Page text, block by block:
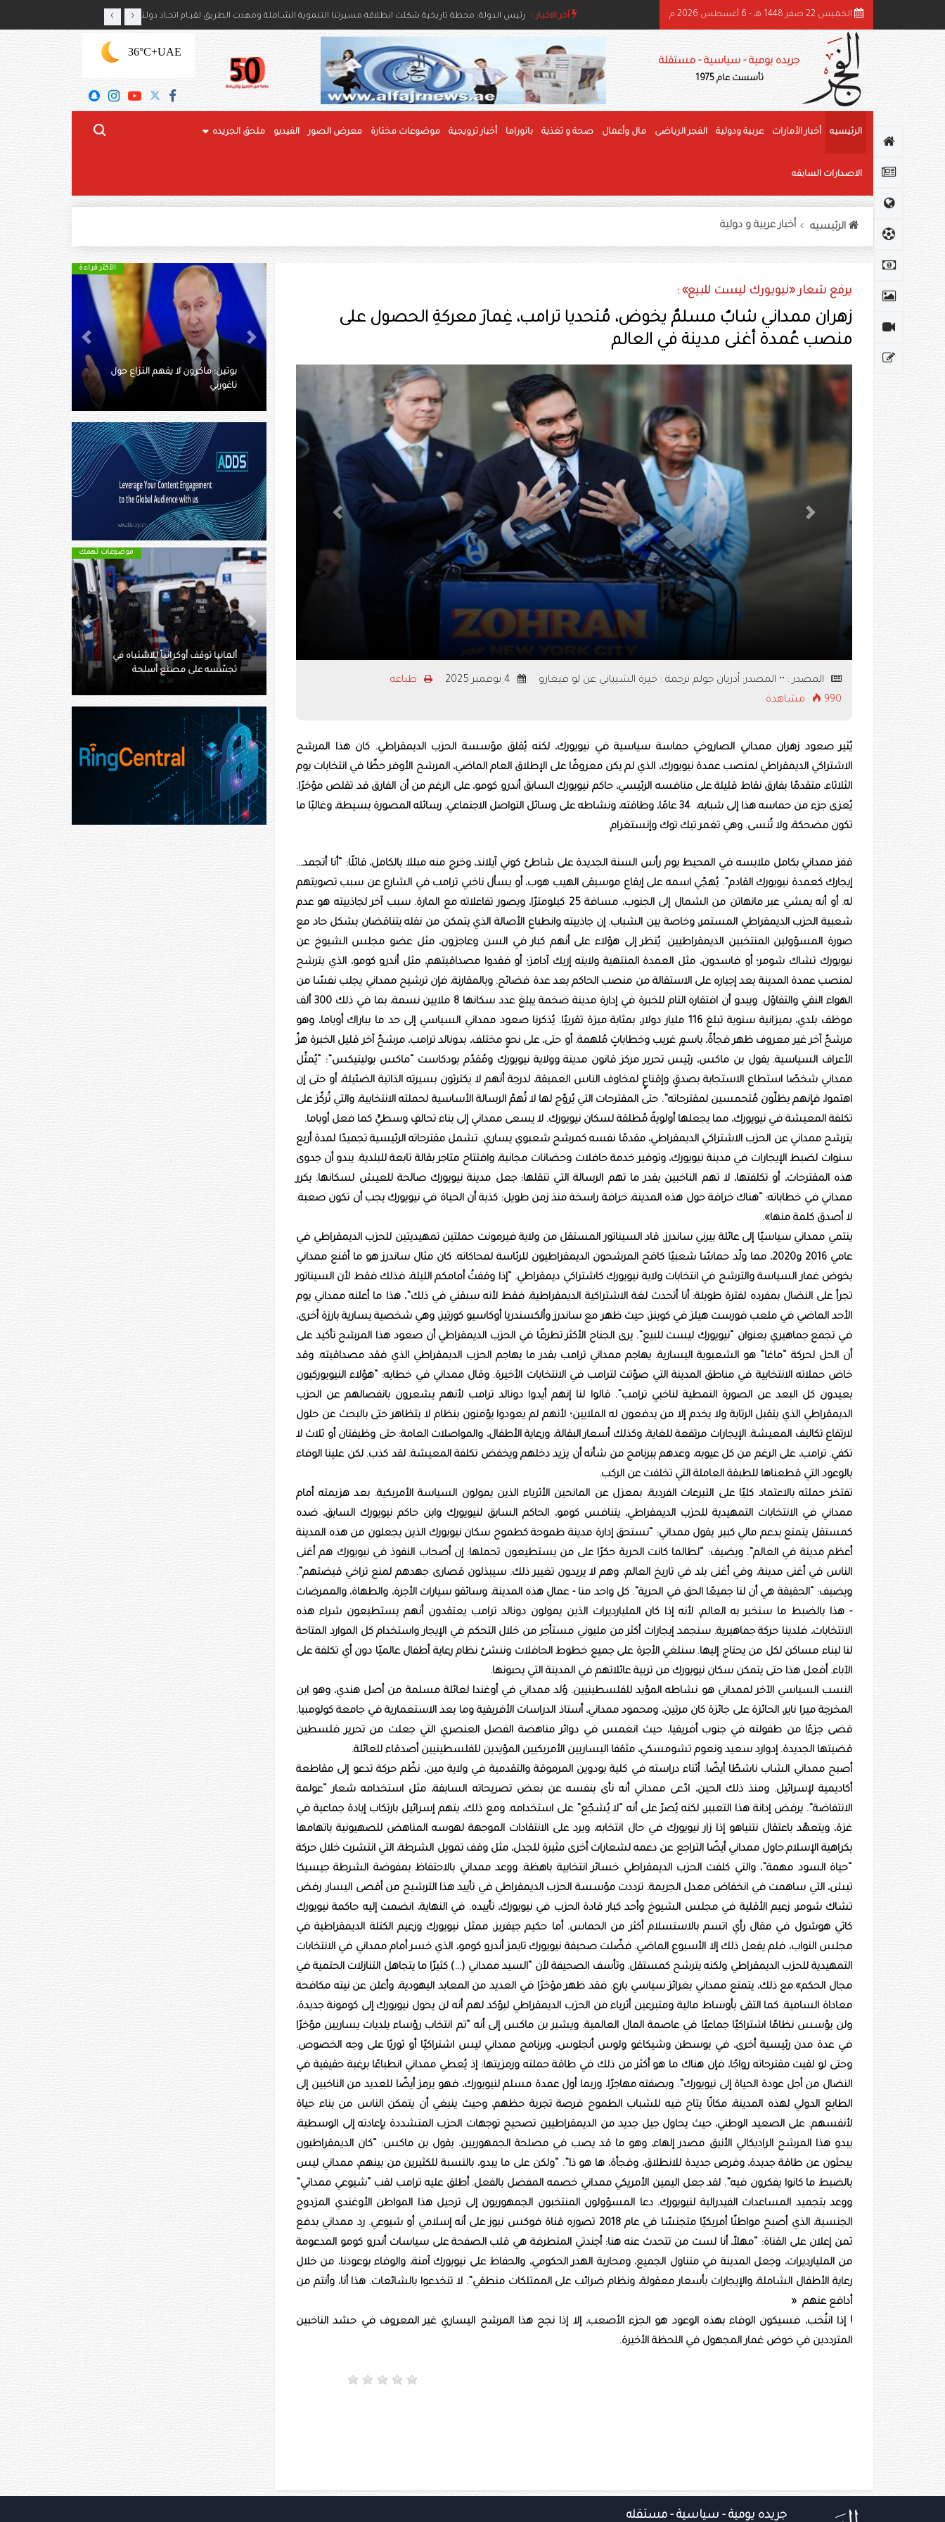
أخر الاخبار : رئيس الدولة ونائباه يهنئون رئيس بوليفيا وحاكم عام جامايكا بذكرى استقلال بلديهما بن راشد: الشيخ زايد قائد عظيم وحّد الصف وأرسى دعائم النهضة وغرس قيم العطاء والإنسانية ‹ › الخميس 22 صفر 1448 هـ - 6 أغسطس 2026 م
جريده يومية - سياسية - مستقلة
تأسست عام 1975
UAE
+36°C
الرئيسيه أخبار الأمارات عربية ودولية الفجر الرياضى مال وأعمال صحة و تغذية بانوراما أخبار ترويجية موضوعات مختارة معرض الصور الفيديو ملحق الجريده
الاصدارات السابقه
الرئيسيه أخبار عربية و دولية
يرفع شعار «نيويورك ليست للبيع» :
زهران ممداني شابٌ مسلمٌ يخوض، مُتحديا ترامب، غِمارَ معركةِ الحصول على
منصب عُمدة أغنى مدينة في العالم
Previous
Next
المصدر : •• المصدر: أدريان جولم ترجمة : خيرة الشيباني عن لو فيغارو
طباعه
990 مشاهدة
يُثير صعود زهران ممداني الصاروخي حماسة سياسية في نيويورك، لكنه يُقلق مؤسسة الحزب الديمقراطي. كان هذا المرشح
الاشتراكي الديمقراطي لمنصب عمدة نيويورك، الذي لم يكن معروفًا على الإطلاق العام الماضي، المرشح الأوفر حظًا في انتخابات يوم
الثلاثاء، متقدمًا بفارق نقاط قليلة على منافسه الرئيسي، حاكم نيويورك السابق أندرو كومو، على الرغم من أن الفارق قد تقلص مؤخرًا.
يُعزى جزء من حماسه هذا إلى شبابه، 34 عامًا، وطاقته، ونشاطه على وسائل التواصل الاجتماعي. رسائله المصورة بسيطة، وغالبًا ما
تكون مضحكة، ولا تُنسى. وهي تغمر تيك توك وإنستغرام.
قفز ممداني بكامل ملابسه في المحيط يوم رأس السنة الجديدة على شاطئ كوني آيلاند، وخرج منه مبللا بالكامل، قائلًا: “أنا أتجمد...
إيجارك كعمدة نيويورك القادم”. يُهجّي اسمه على إيقاع موسيقى الهيب هوب، أو يسأل ناخبي ترامب في الشارع عن سبب تصويتهم
له. أو أنه يمشي عبر مانهاتن من الشمال إلى الجنوب، مسافة 25 كيلومترًا، ويصور تفاعلاته مع المارة. سبب آخر لجاذبيته هو عدم
شعبية الحزب الديمقراطي المستمر، وخاصة بين الشباب. إن جاذبيته وانطباع الأصالة الذي يتمكن من نقله يتناقضان بشكل حاد مع
صورة المسؤولين المنتخبين الديمقراطيين. يُنظر إلى هؤلاء على أنهم كبار في السن وعاجزون، مثل عضو مجلس الشيوخ عن
نيويورك تشاك شومر؛ أو فاسدون، مثل العمدة المنتهية ولايته إريك آدامز؛ أو فقدوا مصداقيتهم، مثل أندرو كومو، الذي يترشح
لمنصب عمدة المدينة بعد إجباره على الاستقالة من منصب الحاكم بعد عدة فضائح. وبالمقارنة، فإن ترشيح ممداني يجلب نفسًا من
الهواء النقي والتفاؤل. ويبدو أن افتقاره التام للخبرة في إدارة مدينة ضخمة يبلغ عدد سكانها 8 ملايين نسمة، بما في ذلك 300 ألف
موظف بلدي، بميزانية سنوية تبلغ 116 مليار دولار، بمثابة ميزة تقريبًا. يُذكرنا صعود ممداني السياسي إلى حد ما بباراك أوباما، وهو
مرشحٌ آخر غير معروف ظهر فجأةً، باسمٍ غريب وخطاباتٍ مُلهمة. أو حتى، على نحوٍ مختلف، بدونالد ترامب، مرشحٌ آخر قليل الخبرة هزّ
الأعراف السياسية. يقول بن ماكس، رئيس تحرير مركز قانون مدينة وولاية نيويورك ومُقدّم بودكاست “ماكس بوليتيكس”: “يُمثّل
ممداني شخصًا استطاع الاستجابة بصدقٍ وإقناعٍ لمخاوف الناس العميقة، لدرجة أنهم لا يكترثون بسيرته الذاتية الضئيلة، أو حتى إن
اهتموا، فإنهم يظلّون مُتحمسين لمقترحاته”. حتى المقترحات التي يُروّج لها لا تُهمّ الرسالة الأساسية لحملته الانتخابية، والتي تُركّز على
تكلفة المعيشة في نيويورك، مما يجعلها أولويةً مُطلقة لسكان نيويورك. لا يسعى ممداني إلى بناء تحالفٍ وسطيٍّ كما فعل أوباما.
يترشح ممداني عن الحزب الاشتراكي الديمقراطي، مقدمًا نفسه كمرشح شعبوي يساري. تشمل مقترحاته الرئيسية تجميدًا لمدة أربع
سنوات لضبط الإيجارات في مدينة نيويورك، وتوفير خدمة حافلات وحضانات مجانية، وافتتاح متاجر بقالة تابعة للبلدية. يبدو أن جدوى
هذه المقترحات، أو تكلفتها، لا تهم الناخبين بقدر ما تهم الرسالة التي تنقلها: جعل مدينة نيويورك صالحة للعيش لسكانها. يكرر
ممداني في خطاباته: “هناك خرافة حول هذه المدينة، خرافة راسخة منذ زمن طويل: كذبة أن الحياة في نيويورك يجب أن تكون صعبة.
لا أصدق كلمة منها».
ينتمي ممداني سياسيًا إلى عائلة بيرني ساندرز. قاد السيناتور المستقل من ولاية فيرمونت حملتين تمهيديتين للحزب الديمقراطي في
عامي 2016 و2020، مما ولّد حماسًا شعبيًا كافح المرشحون الديمقراطيون للرئاسة لمحاكاته. كان مثال ساندرز هو ما أقنع ممداني
بخوض غمار السياسة والترشح في انتخابات ولاية نيويورك كاشتراكي ديمقراطي. “إذا وقفتُ أمامكم الليلة، فذلك فقط لأن السيناتور
تجرأ على النضال بمفرده لفترة طويلة: أنا أتحدث لغة الاشتراكية الديمقراطية، فقط لأنه سبقني في ذلك”، هذا ما أعلنه ممداني يوم
الأحد الماضي في ملعب فورست هيلز في كوينز، حيث ظهر مع ساندرز وألكسندريا أوكاسيو كورتيز، وهي شخصية يسارية بارزة أخرى،
في تجمع جماهيري بعنوان “نيويورك ليست للبيع”. يرى الجناح الأكثر تطرفًا في الحزب الديمقراطي أن صعود هذا المرشح تأكيد على
أن الحل لحركة “ماغا” هو الشعبوية اليسارية. يهاجم ممداني ترامب بقدر ما يهاجم الحزب الديمقراطي الذي فقد مصداقيته. وقد
خاض حملاته الانتخابية في مناطق المدينة التي صوّتت لترامب في الانتخابات الأخيرة. وقال ممداني في خطابه: “هؤلاء النيويوركيون
بعيدون كل البعد عن الصورة النمطية لناخبي ترامب”. قالوا لنا إنهم أيدوا دونالد ترامب لأنهم يشعرون بانفصالهم عن الحزب
الديمقراطي الذي يتقبل الرتابة ولا يخدم إلا من يدفعون له الملايين؛ لأنهم لم يعودوا يؤمنون بنظام لا يتظاهر حتى بالبحث عن حلول
لارتفاع تكاليف المعيشة. الإيجارات مرتفعة للغاية، وكذلك أسعار البقالة، ورعاية الأطفال، والمواصلات العامة: حتى وظيفتان أو ثلاث لا
تكفي. ترامب، على الرغم من كل عيوبه، وعدهم ببرنامج من شأنه أن يزيد دخلهم ويخفض تكلفة المعيشة. لقد كذب. لكن علينا الوفاء
بالوعود التي قطعناها للطبقة العاملة التي تخلفت عن الركب.
تفتخر حملته بالاعتماد كليًا على التبرعات الفردية، بمعزل عن المانحين الأثرياء الذين يمولون السياسة الأمريكية. بعد هزيمته أمام
ممداني في الانتخابات التمهيدية للحزب الديمقراطي، يتنافس كومو، الحاكم السابق لنيويورك وابن حاكم نيويورك السابق، ضده
كمستقل يتمتع بدعم مالي كبير. يقول ممداني: “نستحق إدارة مدينة طموحة كطموح سكان نيويورك الذين يجعلون من هذه المدينة
أعظم مدينة في العالم”. ويضيف: “لطالما كانت الحرية حكرًا على من يستطيعون تحملها: إن أصحاب النفوذ في نيويورك هم أغنى
الناس في أغنى مدينة، وفي أغنى بلد في تاريخ العالم، وهم لا يريدون تغيير ذلك. سيبذلون قصارى جهدهم لمنع تراخي قبضتهم”.
ويضيف: “الحقيقة هي أن لنا جميعًا الحق في الحرية”. كل واحد منا - عمال هذه المدينة، وسائقو سيارات الأجرة، والطهاة، والممرضات
- هذا بالضبط ما سنخبر به العالم، لأنه إذا كان المليارديرات الذين يمولون دونالد ترامب يعتقدون أنهم يستطيعون شراء هذه
الانتخابات، فلدينا حركة جماهيرية. سنجمد إيجارات أكثر من مليوني مستأجر من خلال التحكم في الإيجار واستخدام كل الموارد المتاحة
لنا لبناء مساكن لكل من يحتاج إليها. سنلغي الأجرة على جميع خطوط الحافلات وننشئ نظام رعاية أطفال عالميًا دون أي تكلفة على
الآباء. أفعل هذا حتى يتمكن سكان نيويورك من تربية عائلاتهم في المدينة التي يحبونها.
النسب السياسي الآخر لممداني هو نشاطه المؤيد للفلسطينيين. وُلد ممداني في أوغندا لعائلة مسلمة من أصل هندي، وهو ابن
المخرجة ميرا ناير، الحائزة على جائزة كان مرتين، ومحمود ممداني، أستاذ الدراسات الأفريقية وما بعد الاستعمارية في جامعة كولومبيا.
قضى جزءًا من طفولته في جنوب أفريقيا، حيث انغمس في دوائر مناهضة الفصل العنصري التي جعلت من تحرير فلسطين
قضيتها الجديدة. إدوارد سعيد ونعوم تشومسكي، مثقفا اليساريين الأمريكيين المؤيدين للفلسطينيين أصدقاء للعائلة.
أصبح ممداني الشاب ناشطًا أيضًا. أثناء دراسته في كلية بودوين المرموقة والتقدمية في ولاية مين، نظّم حركة تدعو إلى مقاطعة
أكاديمية لإسرائيل. ومنذ ذلك الحين، ادّعى ممداني أنه نأى بنفسه عن بعض تصريحاته السابقة، مثل استخدامه شعار “عولمة
الانتفاضة”. يرفض إدانة هذا التعبير، لكنه يُصرّ على أنه “لا يُشجّع” على استخدامه. ومع ذلك، يتهم إسرائيل بارتكاب إبادة جماعية في
غزة، ويتعهّد باعتقال نتنياهو إذا زار نيويورك في حال انتخابه، ويرد على الانتقادات الموجهة لهوسه المناهض للصهيونية باتهامها
بكراهية الإسلام.حاول ممداني أيضًا التراجع عن دعمه لشعارات أخرى مثيرة للجدل، مثل وقف تمويل الشرطة، التي انتشرت خلال حركة
“حياة السود مهمة”، والتي كلفت الحزب الديمقراطي خسائر انتخابية باهظة. ووعد ممداني بالاحتفاظ بمفوضة الشرطة جيسيكا
تيش، التي ساهمت في انخفاض معدل الجريمة. ترددت مؤسسة الحزب الديمقراطي في تأييد هذا الترشيح من أقصى اليسار. رفض
تشاك شومر، زعيم الأقلية في مجلس الشيوخ وأحد كبار قادة الحزب في نيويورك، تأييده. في النهاية، انضمت إليه حاكمة نيويورك
كاثي هوشول في مقال رأي اتسم بالاستسلام أكثر من الحماس. أما حكيم جيفريز، ممثل نيويورك وزعيم الكتلة الديمقراطية في
مجلس النواب، فلم يفعل ذلك إلا الأسبوع الماضي. فضّلت صحيفة نيويورك تايمز أندرو كومو، الذي خسر أمام ممداني في الانتخابات
التمهيدية للحزب الديمقراطي ولكنه يترشح كمستقل. وتأسف الصحيفة لأن “السيد ممداني (...) كثيرًا ما يتجاهل التنازلات الحتمية في
مجال الحكم».مع ذلك، يتمتع ممداني بغرائز سياسي بارع. فقد ظهر مؤخرًا في العديد من المعابد اليهودية، وأعلن عن نيته مكافحة
معاداة السامية. كما التقى بأوساط مالية ومتبرعين أثرياء من الحزب الديمقراطي ليؤكد لهم أنه لن يحول نيويورك إلى كومونة جديدة،
ولن يؤسس نظامًا اشتراكيًا جماعيًا في عاصمة المال العالمية. ويشير بن ماكس إلى أنه “تم انتخاب رؤساء بلديات يساريين مؤخرًا
في عدة مدن رئيسية أخرى، في بوسطن وشيكاغو ولوس أنجلوس، وبرنامج ممداني ليس اشتراكيًا أو ثوريًا على وجه الخصوص.
وحتى لو لقيت مقترحاته رواجًا، فإن هناك ما هو أكثر من ذلك في طاقة حملته ورمزيتها: إذ يُعطي ممداني انطباعًا برغبة حقيقية في
النضال من أجل عودة الحياة إلى نيويورك”. وبصفته مهاجرًا، وربما أول عمدة مسلم لنيويورك، فهو يرمز أيضًا للعديد من الناخبين إلى
الطابع الدولي لهذه المدينة، مكانًا يتاح فيه للشباب الطموح فرصة تجربة حظهم، وحيث ينبغي أن يتمكن الناس من بناء حياة
لأنفسهم. على الصعيد الوطني، حيث يحاول جيل جديد من الديمقراطيين تصحيح توجهات الحزب المتشددة بإعادته إلى الوسطية،
يبدو هذا المرشح الراديكالي الأنيق مصدر إلهاء، وهو ما قد يصب في مصلحة الجمهوريين. يقول بن ماكس: “كان الديمقراطيون
يبحثون عن طاقة جديدة، وفرص جديدة للانطلاق، وفجأة، ها هو ذا”. “ولكن على ما يبدو، بالنسبة للكثيرين من بينهم، ممداني ليس
بالضبط ما كانوا يفكرون فيه”. لقد جعل اليمين الأمريكي ممداني خصمه المفضل بالفعل. أطلق عليه ترامب لقب “شيوعي ممداني”
ووعد بتجميد المساعدات الفيدرالية لنيويورك. دعا المسؤولون المنتخبون الجمهوريون إلى ترحيل هذا المواطن الأوغندي المزدوج
الجنسية، الذي أصبح مواطنًا أمريكيًا متجنسًا في عام 2018 تصوره قناة فوكس نيوز على أنه إسلامي أو شيوعي. رد ممداني بدفع
ثمن إعلان على القناة: “مهلاً، أنا لست من تتحدث عنه هنا: أجندتي المتطرفة هي قلب الصفحة على سياسات أندرو كومو المدعومة
من المليارديرات، وجعل المدينة في متناول الجميع، ومحاربة الهدر الحكومي، والحفاظ على نيويورك آمنة، والوفاء بوعودنا، من خلال
رعاية الأطفال الشاملة، والإيجارات بأسعار معقولة، ونظام ضرائب على الممتلكات منطقي”. لا تنخدعوا بالشائعات. هذا أنا، وأنتم من
أدافع عنهم «
! إذا انتُخب، فسيكون الوفاء بهذه الوعود هو الجزء الأصعب، إلا إذا نجح هذا المرشح اليساري غير المعروف في حشد الناخبين
المترددين في خوض غمار المجهول في اللحظة الأخيرة.
الأكثر قراءة
إقبال جماهيري كبير وتوقعات
بحصد الحزب الحاكم غالبية المقاعد
Previous
Next
موضوعات تهمك
سوريا تعيد فتح مطار دير الزور
الدولي بعد توقف 14 عاما
Previous
Next
جريده يومية - سياسية - مستقله